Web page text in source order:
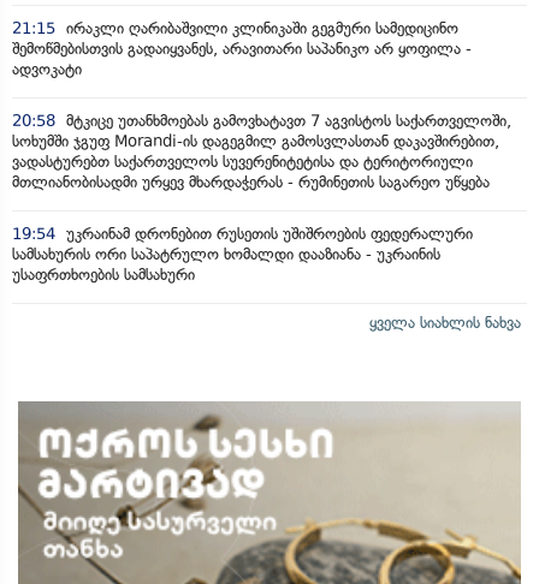
21:15 ირაკლი ღარიბაშვილი კლინიკაში გეგმური სამედიცინო
შემოწმებისთვის გადაიყვანეს, არავითარი საპანიკო არ ყოფილა -
ადვოკატი
20:58 მტკიცე უთანხმოებას გამოვხატავთ 7 აგვისტოს საქართველოში,
სოხუმში ჯგუფ Morandi-ის დაგეგმილ გამოსვლასთან დაკავშირებით,
ვადასტურებთ საქართველოს სუვერენიტეტისა და ტერიტორიული
მთლიანობისადმი ურყევ მხარდაჭერას - რუმინეთის საგარეო უწყება
19:54 უკრაინამ დრონებით რუსეთის უშიშროების ფედერალური
სამსახურის ორი საპატრულო ხომალდი დააზიანა - უკრაინის
უსაფრთხოების სამსახური
ყველა სიახლის ნახვა